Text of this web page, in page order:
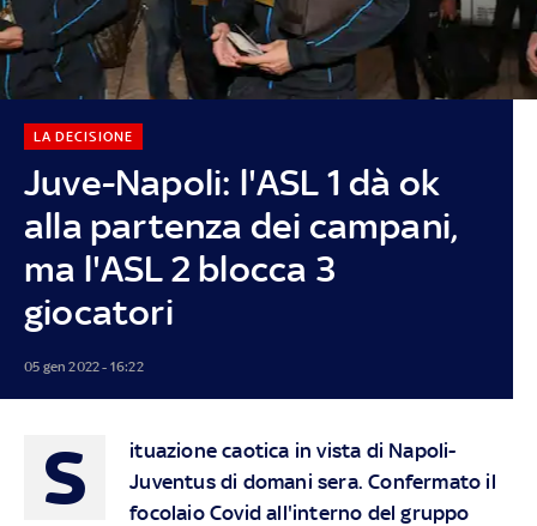
Juve-Napoli: l'ASL 1 dà ok
alla partenza dei campani,
ma l'ASL 2 blocca 3
giocatori
LA DECISIONE
05 gen 2022 - 16:22
S
ituazione caotica in vista di Napoli-
Juventus di domani sera. Confermato il
focolaio Covid all'interno del gruppo